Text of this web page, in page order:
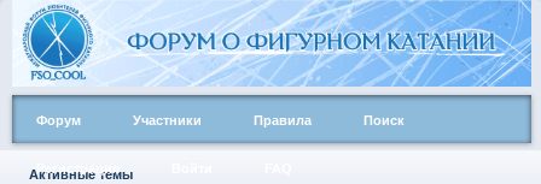
Форум Участники Правила Поиск
Активные темы